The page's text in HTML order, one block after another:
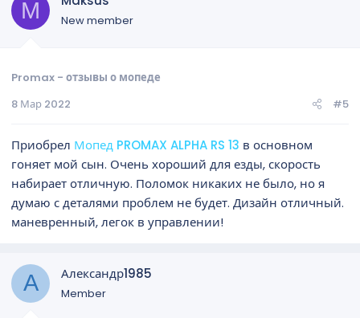
M New member
Promax - отзывы о мопеде
8 Мар 2022
#5
Приобрел Мопед PROMAX ALPHA RS 13 в основном
гоняет мой сын. Очень хороший для езды, скорость
набирает отличную. Поломок никаких не было, но я
думаю с деталями проблем не будет. Дизайн отличный.
маневренный, легок в управлении!
А Александр1985
Member